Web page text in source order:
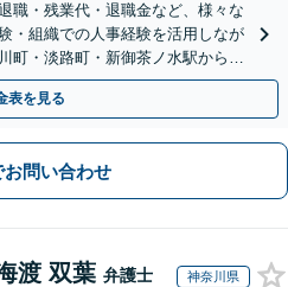
職・残業代・退職金など、様々な
・組織での人事経験を活用しなが
町・淡路町・新御茶ノ水駅から約
表を見る
お問い合わせ
渡 双葉 弁護士 神奈川県